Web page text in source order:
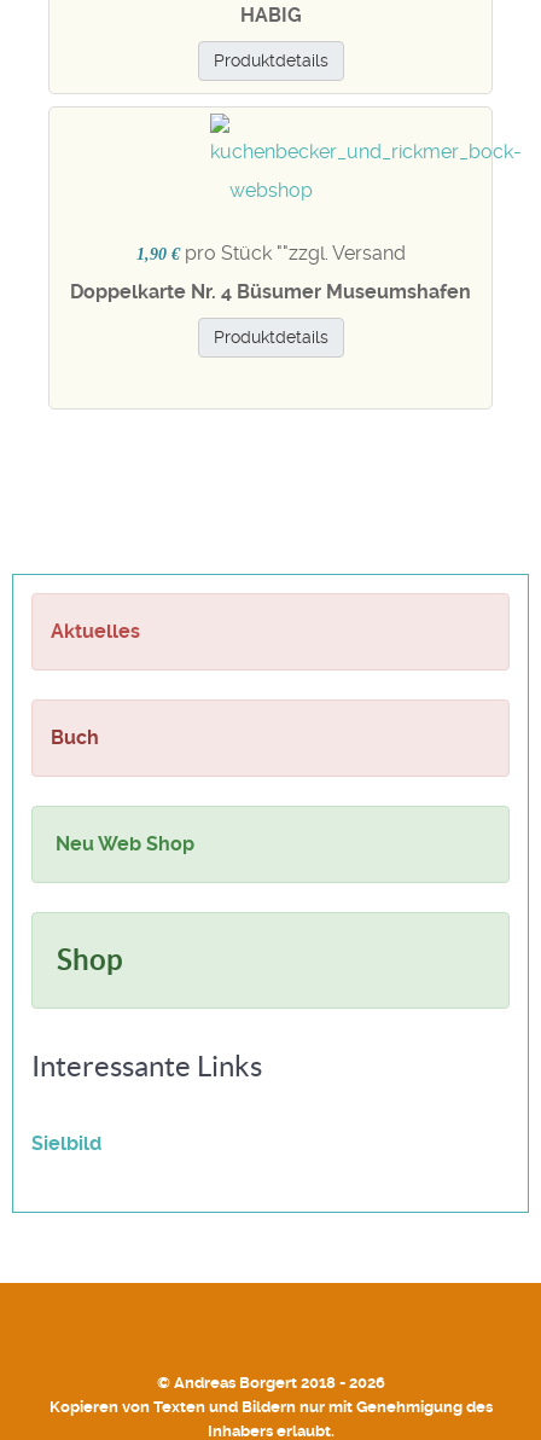
HABIG
Produktdetails
1,90 € pro Stück ""zzgl. Versand
Doppelkarte Nr. 4 Büsumer Museumshafen
Produktdetails
Aktuelles
Buch
Neu Web Shop
Shop
Interessante Links
Sielbild
© Andreas Borgert 2018 - 2026
Kopieren von Texten und Bildern nur mit Genehmigung des
Inhabers erlaubt.